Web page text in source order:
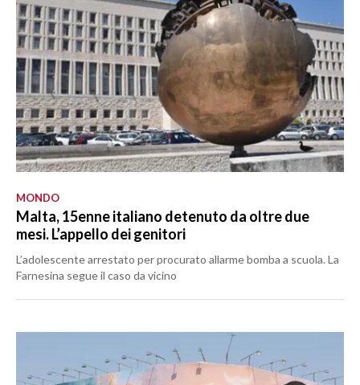
MONDO
Malta, 15enne italiano detenuto da oltre due
mesi. L’appello dei genitori
L’adolescente arrestato per procurato allarme bomba a scuola. La
Farnesina segue il caso da vicino